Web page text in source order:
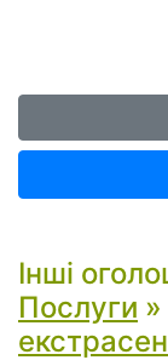
Інші
Послуги »